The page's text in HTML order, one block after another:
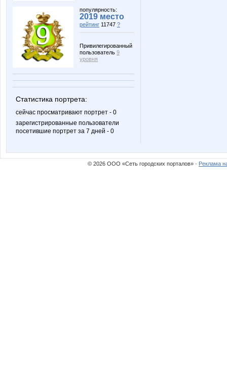
популярность:
2019 место
рейтинг 11747 ?
Привилегированный
пользователь 9
уровня
Статистика портрета:
сейчас просматривают портрет - 0
зарегистрированные пользователи
посетившие портрет за 7 дней - 0
© 2026 ООО «Сеть городских порталов» · Реклама